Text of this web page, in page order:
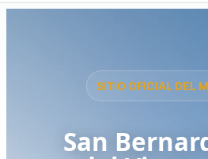
SITIO OFICIAL DEL
San